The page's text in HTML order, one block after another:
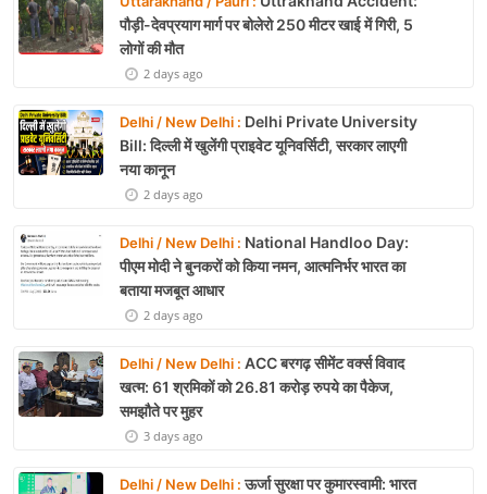
पौड़ी-देवप्रयाग मार्ग पर बोलेरो 250 मीटर खाई में गिरी, 5
लोगों की मौत
2 days ago
Delhi / New Delhi : Delhi Private University
Bill: दिल्ली में खुलेंगी प्राइवेट यूनिवर्सिटी, सरकार लाएगी
नया कानून
2 days ago
Delhi / New Delhi : National Handloo Day:
पीएम मोदी ने बुनकरों को किया नमन, आत्मनिर्भर भारत का
बताया मजबूत आधार
2 days ago
Delhi / New Delhi : ACC बरगढ़ सीमेंट वर्क्स विवाद
खत्म: 61 श्रमिकों को 26.81 करोड़ रुपये का पैकेज,
समझौते पर मुहर
3 days ago
Delhi / New Delhi :ऊर्जा सुरक्षा पर कुमारस्वामी: भारत